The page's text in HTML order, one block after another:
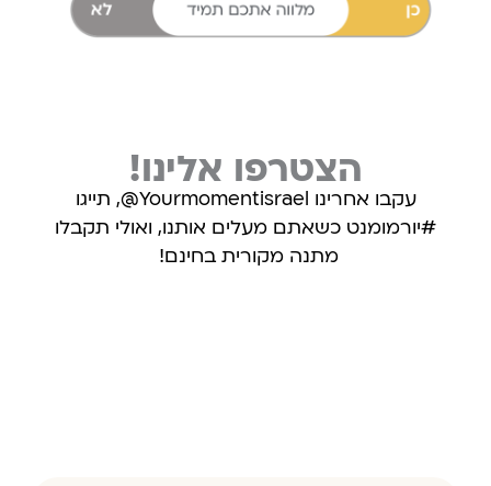
הצטרפו אלינו!
עקבו אחרינו Yourmomentisrael@, תייגו
#יורמומנט כשאתם מעלים אותנו, ואולי תקבלו
מתנה מקורית בחינם!